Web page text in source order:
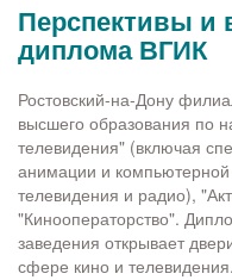
Перспективы и
диплома ВГИК
Ростовский-на-Дону
высшего образования по
телевидения" (включая
анимации и
телевидения и радио),
"Кинооператорство".
заведения открывает
сфере кино и телевидения.